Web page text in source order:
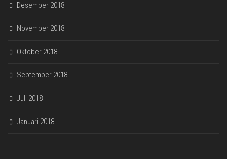
Desember 2018
November 2018
Oktober 2018
September 2018
Juli 2018
Januari 2018